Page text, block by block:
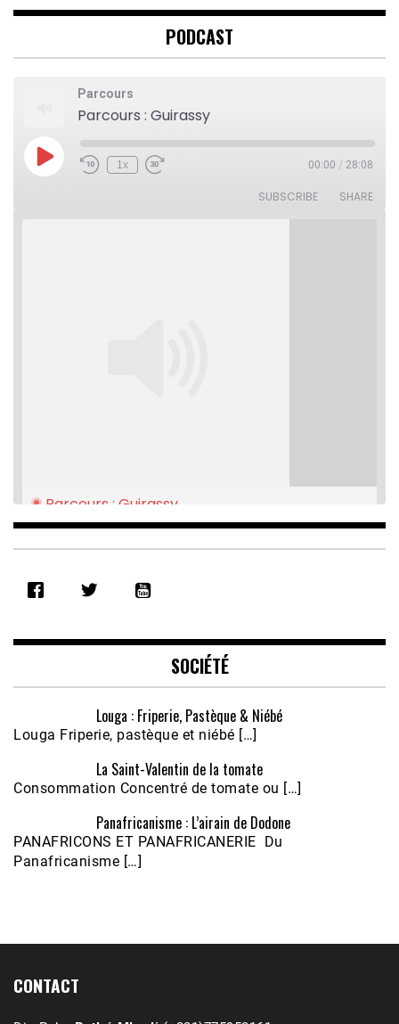
PODCAST
Parcours
Parcours : Guirassy
Play
Episode
Rewind
1x
Fast
00:00 / 28:08
SUBSCRIBE SHARE
RSS FEED
EMBED
Parcours : Guirassy
Feb 16, 2021 • 28:08
Écoutez le parcours de Claudiane Kapia
Nobana (Podologue)
Feb 24, 2021 • 28mn
SOCIÉTÉ
Louga : Friperie, Pastèque & Niébé
Louga Friperie, pastèque et niébé […]
La Saint-Valentin de la tomate
Consommation Concentré de tomate ou […]
Panafricanisme : L’airain de Dodone
PANAFRICONS ET PANAFRICANERIE Du
Panafricanisme […]
CONTACT